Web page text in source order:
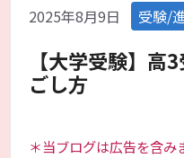
2025年8月9日 カ
テ
ゴ
リ
受験/
【大学受験】高
ごし方
＊当ブログは広告を含み